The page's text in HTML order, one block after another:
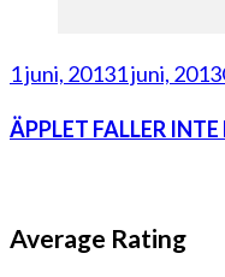
1 juni, 20131 juni, 2013
ÄPPLET FALLER
Average Rating